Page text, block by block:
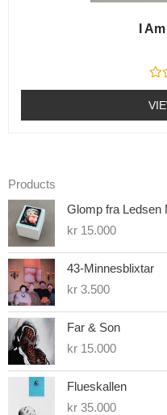
I
R
a
t
e
5
Products
Glomp fra Ledsen
kr15.000
43-Minnesblixtar
kr3.500
Far & Son
kr15.000
Flueskallen
kr35.000